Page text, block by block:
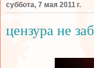
суббота, 7 мая 2011 г.
цензура не